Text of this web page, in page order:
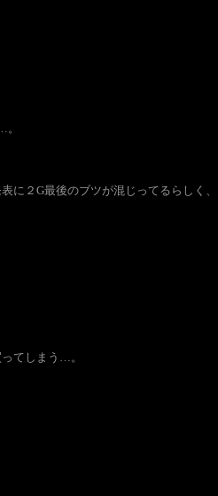
に２G最後のブツが混じってるらしく、
てしまう…。